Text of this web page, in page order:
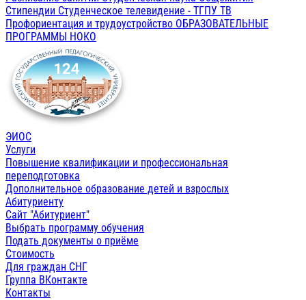
Стипендии Студенческое телевидение - ТГПУ ТВ
Профориентация и трудоустройство ОБРАЗОВАТЕЛЬНЫЕ
ПРОГРАММЫ НОКО
ЭИОС
Услуги
Повышение квалификации и профессиональная
переподготовка
Дополнительное образование детей и взрослых
Абитуриенту
Сайт "Абитуриент"
Выбрать программу обучения
Подать документы о приёме
Стоимость
Для граждан СНГ
Группа ВКонтакте
Контакты